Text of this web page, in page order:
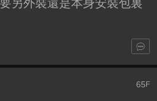
另外裝還是本身安裝包裏
65F